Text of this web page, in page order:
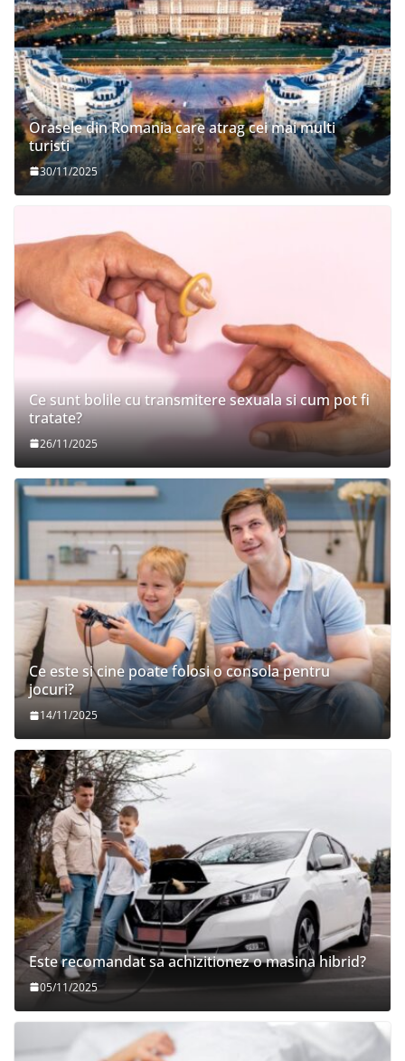
Orasele din Romania care atrag cei mai multi
turisti
30/11/2025
Ce sunt bolile cu transmitere sexuala si cum pot fi
tratate?
26/11/2025
Ce este si cine poate folosi o consola pentru
jocuri?
14/11/2025
Este recomandat sa achizitionez o masina hibrid?
05/11/2025